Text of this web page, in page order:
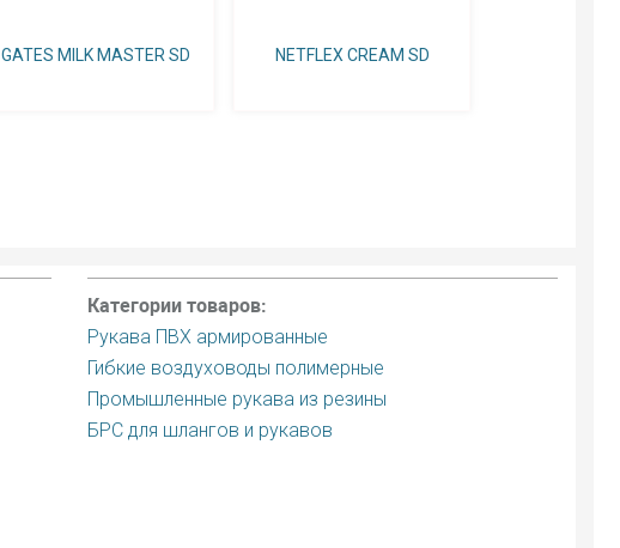
GATES MILK MASTER SD NETFLEX CREAM SD
Категории товаров:
Рукава ПВХ армированные
Гибкие воздуховоды полимерные
Промышленные рукава из резины
БРС для шлангов и рукавов